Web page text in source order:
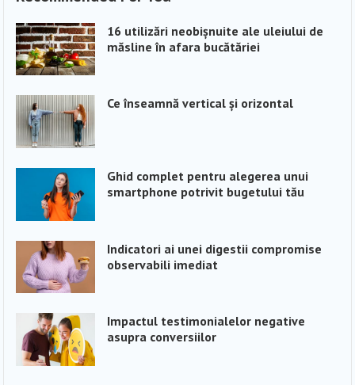
16 utilizări neobișnuite ale uleiului de
măsline în afara bucătăriei
Ce înseamnă vertical și orizontal
Ghid complet pentru alegerea unui
smartphone potrivit bugetului tău
Indicatori ai unei digestii compromise
observabili imediat
Impactul testimonialelor negative
asupra conversiilor